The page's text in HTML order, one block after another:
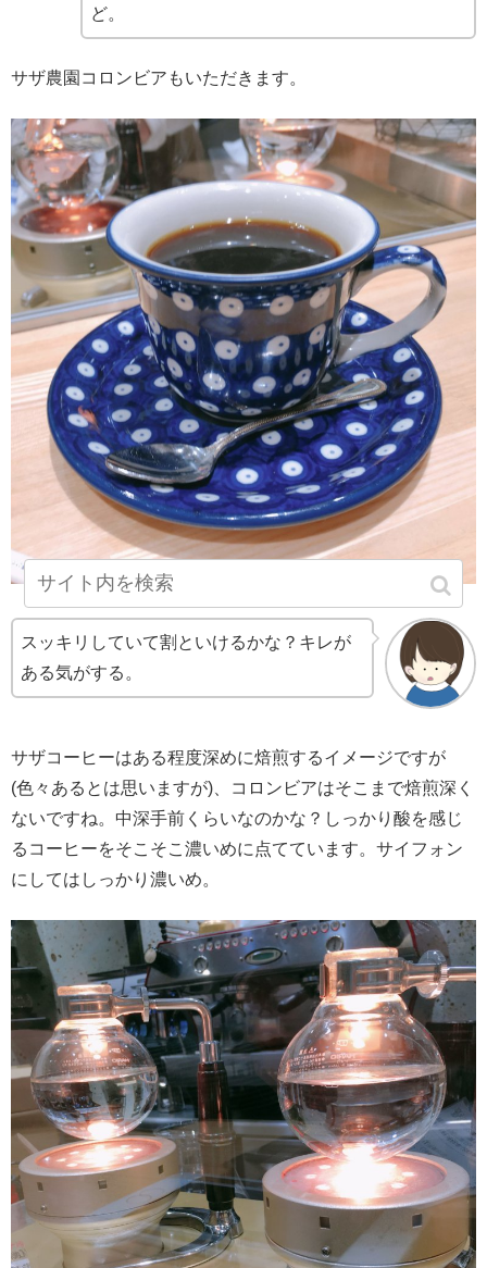
ど。
サザ農園コロンビアもいただきます。
スッキリしていて割といけるかな？キレが
ある気がする。
サザコーヒーはある程度深めに焙煎するイメージですが
(色々あるとは思いますが)、コロンビアはそこまで焙煎深く
ないですね。中深手前くらいなのかな？しっかり酸を感じ
るコーヒーをそこそこ濃いめに点てています。サイフォン
にしてはしっかり濃いめ。